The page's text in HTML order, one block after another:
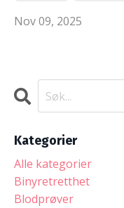
Nov 09, 2025
Kategorier
Alle kategorier
Binyretretthet
Blodprøver